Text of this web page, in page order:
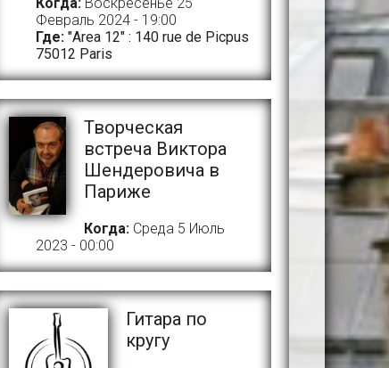
Февраль 2024 - 19:00
Где: "Area 12" : 140 rue de Picpus
75012 Paris
Творческая
встреча Виктора
Шендеровича в
Париже
Когда: Среда 5 Июль
2023 - 00:00
Гитара по
кругу